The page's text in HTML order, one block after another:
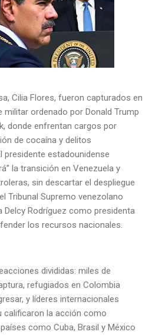
Cilia Flores, fueron capturados en
militar ordenado por Donald Trump
donde enfrentan cargos por
de cocaína y delitos
presidente estadounidense
la transición en Venezuela y
sin descartar el despliegue
Tribunal Supremo venezolano
Delcy Rodríguez como presidenta
los recursos nacionales.
divididas: miles de
refugiados en Colombia
y líderes internacionales
calificaron la acción como
como Cuba, Brasil y México